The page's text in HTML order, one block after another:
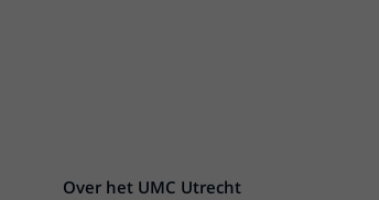
Over het UMC Utrecht